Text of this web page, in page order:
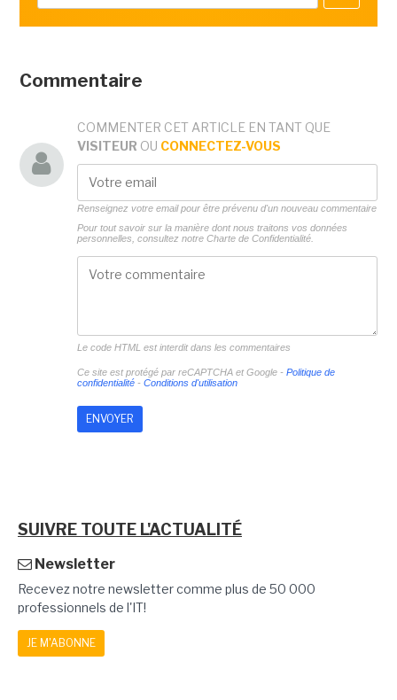
Commentaire
COMMENTER CET ARTICLE EN TANT QUE
VISITEUR OU CONNECTEZ-VOUS
Renseignez votre email pour être prévenu d'un nouveau commentaire
Pour tout savoir sur la manière dont nous traitons vos données
personnelles, consultez notre Charte de Confidentialité.
Le code HTML est interdit dans les commentaires
Ce site est protégé par reCAPTCHA et Google - Politique de
confidentialité- Conditions d'utilisation
SUIVRE TOUTE L'ACTUALITÉ
Newsletter
Recevez notre newsletter comme plus de 50 000
professionnels de l'IT!
JE M'ABONNE